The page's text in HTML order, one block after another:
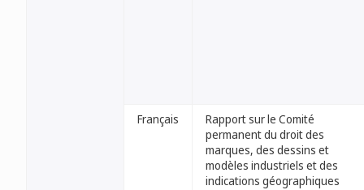
Français
Rapport sur le Comité
permanent du droit des
marques, des dessins et
modèles industriels et des
indications géographiques